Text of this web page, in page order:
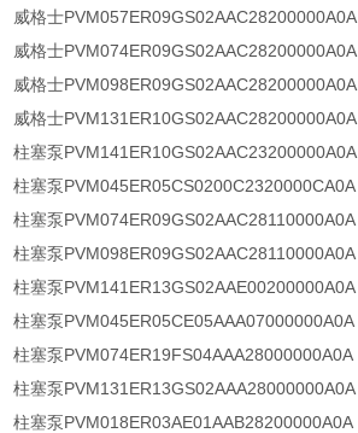
威格士PVM057ER09GS02AAC28200000A0A
威格士PVM074ER09GS02AAC28200000A0A
威格士PVM098ER09GS02AAC28200000A0A
威格士PVM131ER10GS02AAC28200000A0A
柱塞泵PVM141ER10GS02AAC23200000A0A
柱塞泵PVM045ER05CS0200C2320000CA0A
柱塞泵PVM074ER09GS02AAC28110000A0A
柱塞泵PVM098ER09GS02AAC28110000A0A
柱塞泵PVM141ER13GS02AAE00200000A0A
柱塞泵PVM045ER05CE05AAA07000000A0A
柱塞泵PVM074ER19FS04AAA28000000A0A
柱塞泵PVM131ER13GS02AAA28000000A0A
柱塞泵PVM018ER03AE01AAB28200000A0A